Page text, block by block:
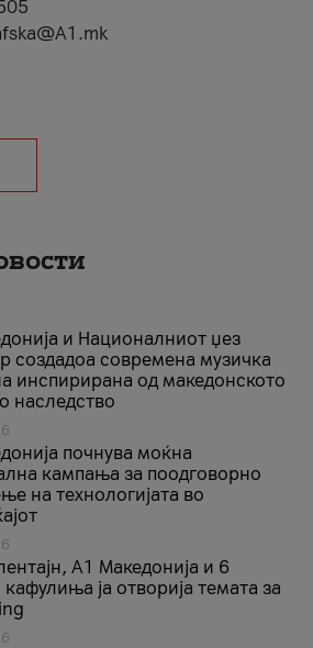
и Националниот џез
создадоа современа музичка
инспирирана од македонското
наследство
почнува моќна
кампања за поодговорно
на технологијата во
A1 Македонија и 6
ја отворија темата за